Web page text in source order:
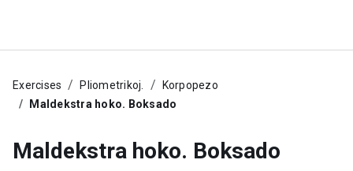
Exercises Pliometrikoj.
Korpopezo
Maldekstra hoko. Boksado
Maldekstra hoko. Boksado